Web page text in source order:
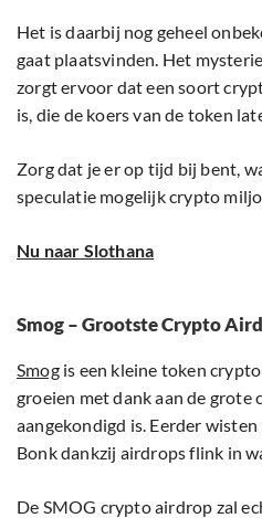
Het is daarbij nog geheel
gaat plaatsvinden. Het
zorgt ervoor dat een soort
is, die de koers van de token
Zorg dat je er op tijd bij bent,
speculatie mogelijk crypto
Nu naar Slothana
Smog – Grootste Crypto
Smogis een kleine token
groeien met dank aan de grote
aangekondigd is. Eerder
Bonk dankzij airdrops flink in
De SMOG crypto airdrop zal